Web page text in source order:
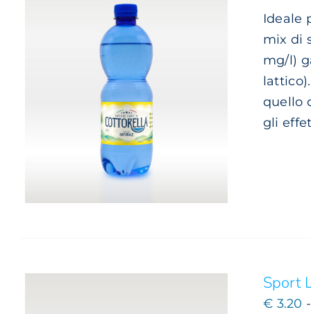
Ideale
mix di
mg/l)
quello
gli
SCEGLI QUESTO
PRODOTTO
HA
VARIANTI.
SCELTE
/ DETTAGLI
Sport
€ 3.20 -